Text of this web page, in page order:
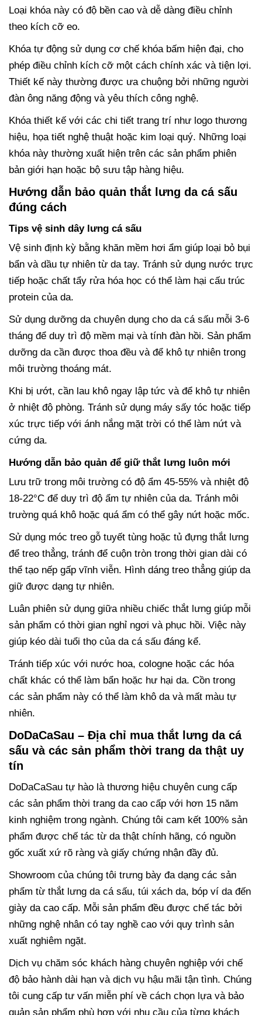
Loại khóa này có độ bền cao và dễ dàng điều chỉnh
theo kích cỡ eo.
Khóa tự động sử dụng cơ chế khóa bấm hiện đại, cho
phép điều chỉnh kích cỡ một cách chính xác và tiện lợi.
Thiết kế này thường được ưa chuộng bởi những người
đàn ông năng động và yêu thích công nghệ.
Khóa thiết kế với các chi tiết trang trí như logo thương
hiệu, họa tiết nghệ thuật hoặc kim loại quý. Những loại
khóa này thường xuất hiện trên các sản phẩm phiên
bản giới hạn hoặc bộ sưu tập hàng hiệu.
Hướng dẫn bảo quản thắt lưng da cá sấu
đúng cách
Tips vệ sinh dây lưng cá sấu
Vệ sinh định kỳ bằng khăn mềm hơi ẩm giúp loại bỏ bụi
bẩn và dầu tự nhiên từ da tay. Tránh sử dụng nước trực
tiếp hoặc chất tẩy rửa hóa học có thể làm hại cấu trúc
protein của da.
Sử dụng dưỡng da chuyên dụng cho da cá sấu mỗi 3-6
tháng để duy trì độ mềm mại và tính đàn hồi. Sản phẩm
dưỡng da cần được thoa đều và để khô tự nhiên trong
môi trường thoáng mát.
Khi bị ướt, cần lau khô ngay lập tức và để khô tự nhiên
ở nhiệt độ phòng. Tránh sử dụng máy sấy tóc hoặc tiếp
xúc trực tiếp với ánh nắng mặt trời có thể làm nứt và
cứng da.
Hướng dẫn bảo quản để giữ thắt lưng luôn mới
Lưu trữ trong môi trường có độ ẩm 45-55% và nhiệt độ
18-22°C để duy trì độ ẩm tự nhiên của da. Tránh môi
trường quá khô hoặc quá ẩm có thể gây nứt hoặc mốc.
Sử dụng móc treo gỗ tuyết tùng hoặc tủ đựng thắt lưng
để treo thẳng, tránh để cuộn tròn trong thời gian dài có
thể tạo nếp gấp vĩnh viễn. Hình dáng treo thẳng giúp da
giữ được dạng tự nhiên.
Luân phiên sử dụng giữa nhiều chiếc thắt lưng giúp mỗi
sản phẩm có thời gian nghỉ ngơi và phục hồi. Việc này
giúp kéo dài tuổi thọ của da cá sấu đáng kể.
Tránh tiếp xúc với nước hoa, cologne hoặc các hóa
chất khác có thể làm bẩn hoặc hư hại da. Cồn trong
các sản phẩm này có thể làm khô da và mất màu tự
nhiên.
DoDaCaSau – Địa chỉ mua thắt lưng da cá
sấu và các sản phẩm thời trang da thật uy
tín
DoDaCaSau tự hào là thương hiệu chuyên cung cấp
các sản phẩm thời trang da cao cấp với hơn 15 năm
kinh nghiệm trong ngành. Chúng tôi cam kết 100% sản
phẩm được chế tác từ da thật chính hãng, có nguồn
gốc xuất xứ rõ ràng và giấy chứng nhận đầy đủ.
Showroom của chúng tôi trưng bày đa dạng các sản
phẩm từ thắt lưng da cá sấu, túi xách da, bóp ví da đến
giày da cao cấp. Mỗi sản phẩm đều được chế tác bởi
những nghệ nhân có tay nghề cao với quy trình sản
xuất nghiêm ngặt.
Dịch vụ chăm sóc khách hàng chuyên nghiệp với chế
độ bảo hành dài hạn và dịch vụ hậu mãi tận tình. Chúng
tôi cung cấp tư vấn miễn phí về cách chọn lựa và bảo
quản sản phẩm phù hợp với nhu cầu của từng khách